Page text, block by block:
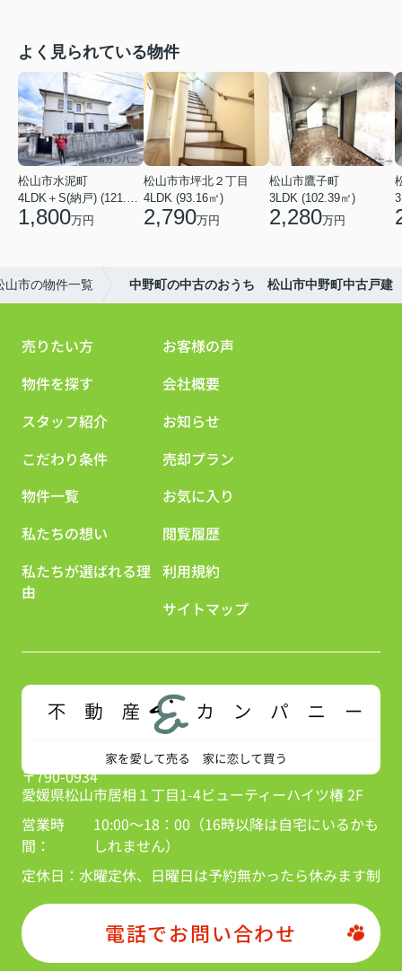
よく見られている物件
松山市水泥町
4LDK＋S(納戸) (121.00㎡)
1,800万円
松山市市坪北２丁目
4LDK (93.16㎡)
2,790万円
松山市鷹子町
3LDK (102.39㎡)
2,280万円
山市の物件一覧 中野町の中古のおうち 松山市中野町中古戸建
売りたい方
物件を探す
スタッフ紹介
こだわり条件
物件一覧
私たちの想い
私たちが選ばれる理
由
お客様の声
会社概要
お知らせ
売却プラン
お気に入り
閲覧履歴
利用規約
サイトマップ
〒790-0934
愛媛県松山市居相１丁目1-4ビューティーハイツ椿 2F
営業時
間：
10:00～18：00（16時以降は自宅にいるかも
しれません）
定休日： 水曜定休、日曜日は予約無かったら休みます制
電話でお問い合わせ